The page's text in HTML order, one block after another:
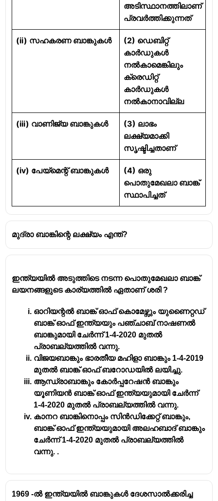
അടിസ്ഥാനത്തിലാണ്
പ്രവർത്തിക്കുന്നത്
(ii) സഹകരണ ബാങ്കുകൾ
(2) ഡെബിറ്റ്
കാർഡുകൾ
നൽകാമെങ്കിലും
ക്രെഡിറ്റ്
കാർഡുകൾ
നൽകാനാവില്ല
(iii) വാണിജ്യ ബാങ്കുകൾ (3) ലാഭം
ലക്ഷ്യമാക്കി
സൃഷ്ടിച്ചതാണ്
(iv) പേയ്മെന്റ് ബാങ്കുകൾ (4) ഒരു
പൊതുമേഖലാ ബാങ്ക്
സ്ഥാപിച്ചത്
മുദ്രാ ബാങ്കിന്റെ ലക്ഷ്യം എന്ത്?
ഇന്ത്യയിൽ അടുത്തിടെ നടന്ന പൊതുമേഖലാ ബാങ്ക്
ലയനങ്ങളുടെ കാര്യത്തിൽ ഏതാണ് ശരി ?
ഓറിയന്റൽ ബാങ്ക് ഓഫ് കൊമേഴ്സും യുണൈറ്റഡ്
ബാങ്ക് ഓഫ് ഇന്ത്യയും പഞ്ചാബ് നാഷണൽ
ബാങ്കുമായി ചേർന്ന് 1-4-2020 മുതൽ
പ്രാബല്യത്തിൽ വന്നു.
വിജയബാങ്കും ഭാരതീയ മഹിളാ ബാങ്കും 1-4-2019
മുതൽ ബാങ്ക് ഓഫ് ബറോഡയിൽ ലയിച്ചു.
ആന്ധ്രാബാങ്കും കോർപ്പറേഷൻ ബാങ്കും
യൂണിയൻ ബാങ്ക് ഓഫ് ഇന്ത്യയുമായി ചേർന്ന്
1-4-2020 മുതൽ പ്രാബല്യത്തിൽ വന്നു.
കാനറ ബാങ്കിനൊപ്പം സിൻഡിക്കേറ്റ് ബാങ്കും,
ബാങ്ക് ഓഫ് ഇന്ത്യയുമായി അലഹബാദ് ബാങ്കും
ചേർന്ന് 1-4-2020 മുതൽ പ്രാബല്യത്തിൽ
വന്നു. .
1969 -ൽ ഇന്ത്യയിൽ ബാങ്കുകൾ ദേശസാൽക്കരിച്ച